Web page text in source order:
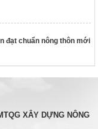
đạt chuẩn nông thôn mới
XÂY DỰNG NÔNG